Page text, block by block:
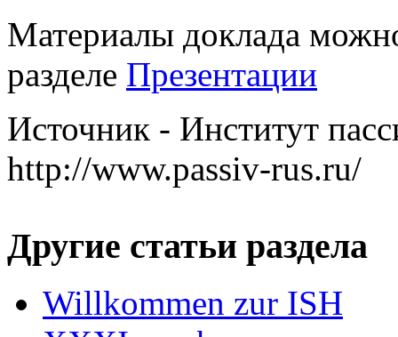
Материалы доклада
разделе Презентации
Источник - Институт
http://www.passiv-rus.ru/
Другие статьи раздела
Willkommen zur ISH